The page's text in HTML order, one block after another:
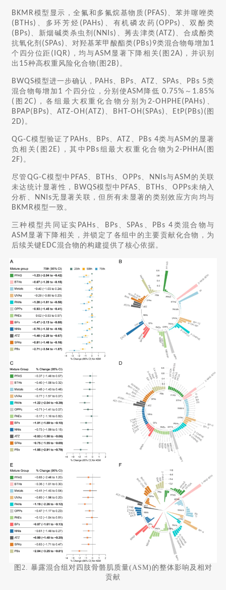
BKMR模型显示，全氟和多氟烷基物质 (PFAS) 、苯并噻唑类
(BTHs) 、多环芳烃 (PAHs) 、有机磷农药 (OPPs) 、双酚类
(BPs) 、新烟碱类杀虫剂 (NNIs) 、莠去津类 (ATZ)
、合成酚类
抗氧化剂 (SPAs) 、对羟基苯甲酸酯类(PBs)9类混合物每增加 1
个四分位距 (IQR) ，均与ASM 显著下降相关 ( 图 2A) ，并识别
出 15种高权重风险化合物 ( 图 2B) 。
BWQS模型进一步确认， PAHs BPs 、ATZ 、SPAs PBs 5类
混合物每增加 1个四分位，分别使ASM 降低0.75% ～ 1.85%
( 图 2C) ，各组最大权重化合物分别为 2-OHPHE(PAHs)
BPAP(BPs) 、ATZ-OH(ATZ) BHT-OH(SPAs) EtP(PBs)( 图
2D) 。
QG-C模型验证了 PAHs BPs 、ATZ PBs 4类与ASM 的显著
负相关 ( 图 2E) ，其中 PBs 组最大权重化合物为 2-PHHA( 图
2F) 。
尽管 QG-C模型中 PFAS BTHs OPPs NNIs与ASM 的关联
未达统计显著性，
BWQS模型中 PFAS BTHs OPPs未纳入
分析、
NNIs无显著关联，但所有未显著的类别效应方向均与
BKMR模型一致。
三种模型共同证实 PAHs BPs 、SPAs PBs 4 类混合物与
ASM 显著下降相关，并锁定了各组中的主要贡献化合物，为
后续关键 EDC混合物的构建提供了核心依据。
图2. 暴露混合组对四肢骨骼肌质量(ASM)的整体影响及相对
贡献